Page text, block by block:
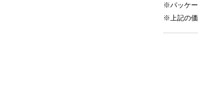
※パッケー
※上記の価